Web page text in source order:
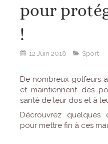
pour
!
12 Juin 2018 Sport
De nombreux golfeurs
et maintiennent des
santé de leur dos et à
Décrouvrez quelques
pour mettre fin à ces